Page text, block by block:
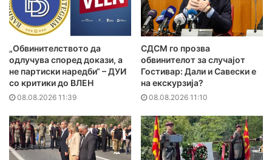
„Обвинителството да
одлучува според докази, а
не партиски наредби“ – ДУИ
со критики до ВЛЕН
08.08.2026 11:39
СДСМ го прозва
обвинителот за случајот
Гостивар: Дали и Савески е
на екскурзија?
08.08.2026 11:10